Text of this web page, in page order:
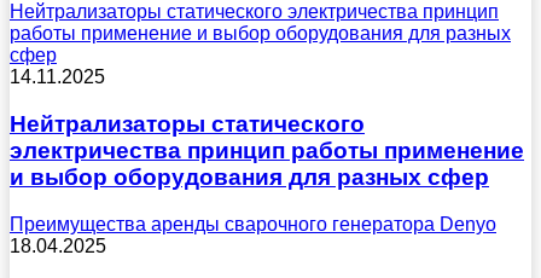
Нейтрализаторы статического электричества принцип
работы применение и выбор оборудования для разных
сфер
14.11.2025
Нейтрализаторы статического
электричества принцип работы применение
и выбор оборудования для разных сфер
Преимущества аренды сварочного генератора Denyo
18.04.2025